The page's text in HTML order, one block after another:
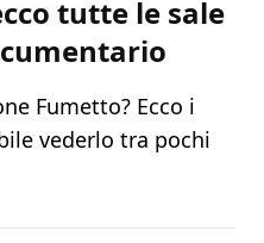
tutte le sale
Fumetto? Ecco i
vederlo tra pochi